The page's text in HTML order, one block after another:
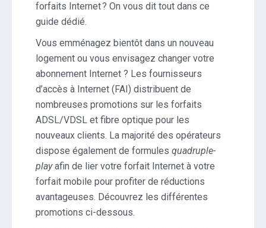
forfaits Internet ? On vous dit tout dans ce
guide dédié.
Vous emménagez bientôt dans un nouveau
logement ou vous envisagez changer votre
abonnement Internet ? Les fournisseurs
d’accès à Internet (FAI) distribuent de
nombreuses promotions sur les forfaits
ADSL/VDSL et fibre optique pour les
nouveaux clients. La majorité des opérateurs
dispose également de formules quadruple-
playafin de lier votre forfait Internet à votre
forfait mobile pour profiter de réductions
avantageuses. Découvrez les différentes
promotions ci-dessous.